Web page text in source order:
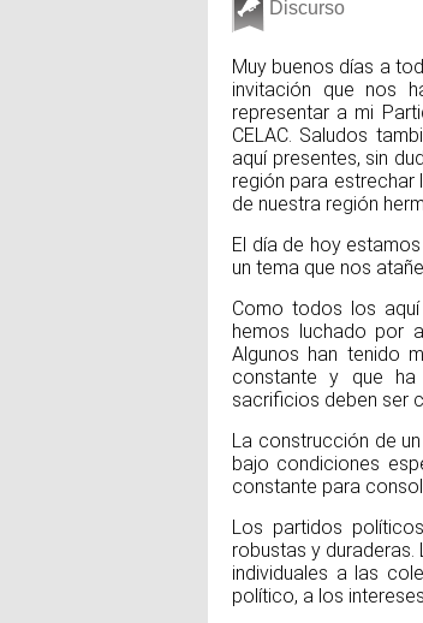
Discurso
Muy buenos días a
invitación que nos
representar a mi
CELAC. Saludos
aquí presentes, sin
región para estrechar
de nuestra región
El día de hoy
un tema que nos
Como todos los
hemos luchado por
Algunos han tenido
constante y que
sacrificios deben ser
La construcción de
bajo condiciones
constante para
Los partidos
robustas y
individuales a las
político, a los